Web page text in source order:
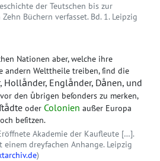
der Teutschen bis zur
Büchern verfasset. Bd. 1. Leipzig
Nationen aber, welche ihre
andern Welttheile treiben, ſind die
Hollaͤnder, Englaͤnder, Daͤnen, und
den uͤbrigen beſonders zu merken,
oder Colonien außer Europa
beſitzen.
Akademie der Kaufleute […].
einem dreyfachen Anhange. Leipzig
)